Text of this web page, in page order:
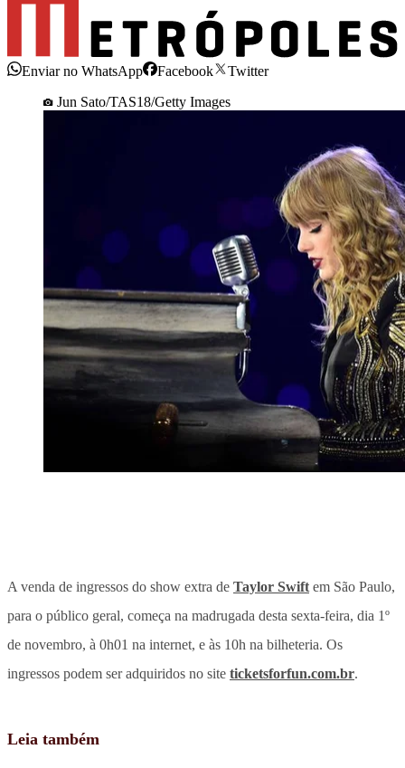
Enviar no WhatsApp Facebook
Twitter
Jun Sato/TAS18/Getty Images
A venda de ingressos do show extra de Taylor Swift em São Paulo,
para o público geral, começa na madrugada desta sexta-feira, dia 1º
de novembro, à 0h01 na internet, e às 10h na bilheteria. Os
ingressos podem ser adquiridos no site ticketsforfun.com.br.
Leia também